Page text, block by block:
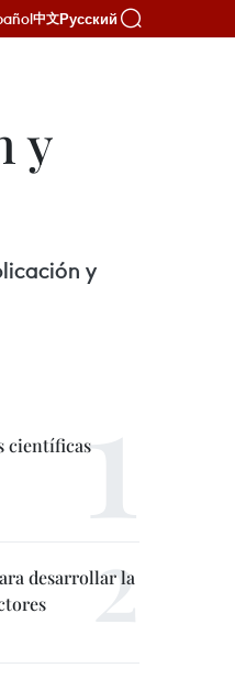
中文Русский
y
y
científicas
desarrollar la